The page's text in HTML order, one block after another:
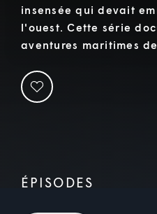
insensée qui devait
l'ouest. Cette série
aventures maritimes
ÉPISODES